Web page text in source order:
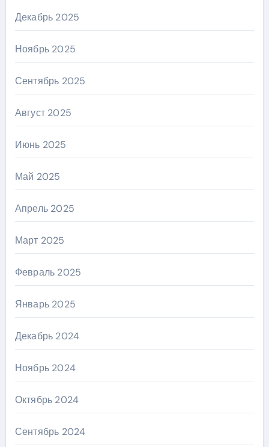
Декабрь 2025
Ноябрь 2025
Сентябрь 2025
Август 2025
Июнь 2025
Май 2025
Апрель 2025
Март 2025
Февраль 2025
Январь 2025
Декабрь 2024
Ноябрь 2024
Октябрь 2024
Сентябрь 2024